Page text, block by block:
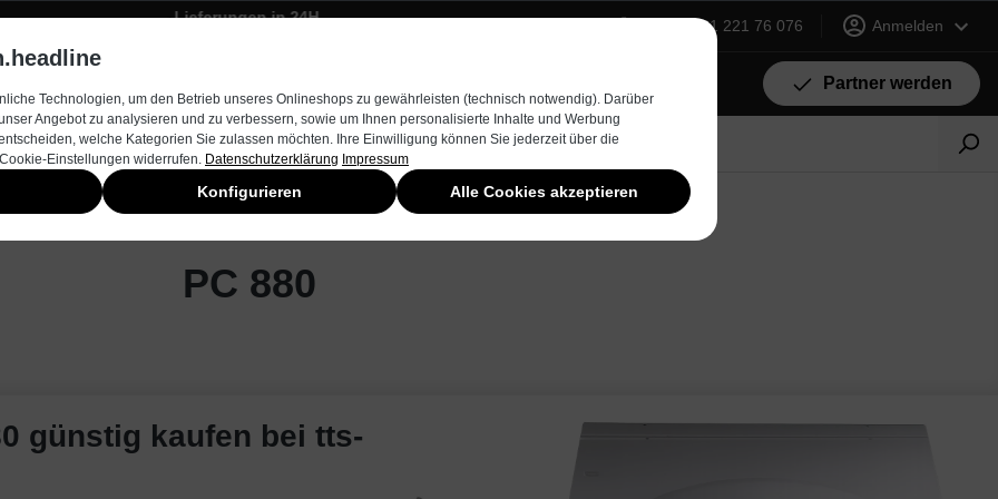
Lieferungen in 24H +49 (0) 231 221 76 076 Anmelden
Partner werden
PC 880
günstig kaufen bei tts-
Technologien, um den Betrieb unseres Onlineshops zu gewährleisten (technisch notwendig). Darüber
Angebot zu analysieren und zu verbessern, sowie um Ihnen personalisierte Inhalte und Werbung
welche Kategorien Sie zulassen möchten. Ihre Einwilligung können Sie jederzeit über die
Einstellungen widerrufen. Datenschutzerklärung Impressum
Konfigurieren Alle Cookies akzeptieren